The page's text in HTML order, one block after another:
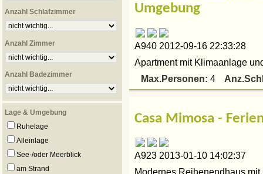
Anzahl Schlafzimmer
Anzahl Zimmer
Anzahl Badezimmer
Lage & Umgebung
Ruhelage
Alleinlage
See-/oder Meerblick
am Strand
Umgebung
A940 2012-09-16 22:33:28
Apartment mit Klimaanlage
Max.Personen: 4
Casa Mimosa -
A923 2013-01-10 14:02:37
Modernes Reihenendhaus